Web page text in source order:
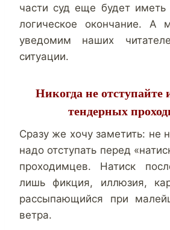
части суд еще будет
логическое окончание. А
уведомим наших
ситуации.
Никогда не отступайте
тендерных
Сразу же хочу заметить: не
надо отступать перед
проходимцев. Натиск
лишь фикция, иллюзия,
рассыпающийся при
ветра.